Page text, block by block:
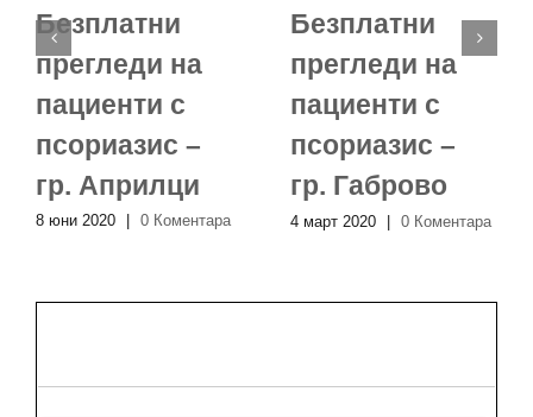
Безплатни
прегледи на
пациенти с
псориазис –
гр. Априлци
8 юни 2020 0 Коментара
Безплатни
прегледи на
пациенти с
псориазис –
гр. Габрово
4 март 2020 | 0 Коментара